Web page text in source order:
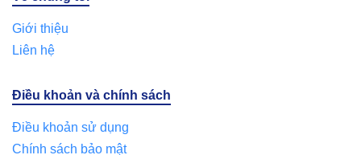
Giới thiệu
Liên hệ
Điều khoản và chính sách
Điều khoản sử dụng
Chính sách bảo mật